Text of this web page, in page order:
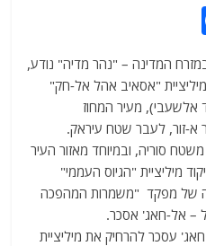
c
e
b
o
o
k
המדינה – "נהר מדיה" נודע,
"אסאיב אהל אל-חק"
אלשעבי), מעיר המחוז
א-זור, לעבר שטח עיראק.
משטח סוריה, ובמיוחד מאזור העיר
מיליציית "הגיוס העממי"
של מפקד "משמרות המהפכה
– אל-חאג' אסכר.
עסכר להרחיק את מיליציית